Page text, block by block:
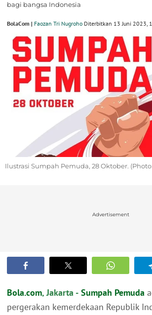
bagi bangsa Indonesia
BolaCom | Faozan Tri Nugroho Diterbitkan 13 Juni 2023,
Ilustrasi Sumpah Pemuda, 28 Oktober.
Advertisement
Bola.com, Jakarta - Sumpah Pemuda
pergerakan kemerdekaan Republik